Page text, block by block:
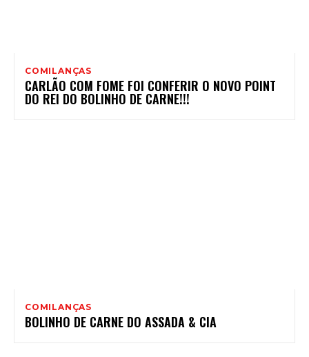
COMILANÇAS
CARLÃO COM FOME FOI CONFERIR O NOVO POINT
DO REI DO BOLINHO DE CARNE!!!
COMILANÇAS
BOLINHO DE CARNE DO ASSADA & CIA